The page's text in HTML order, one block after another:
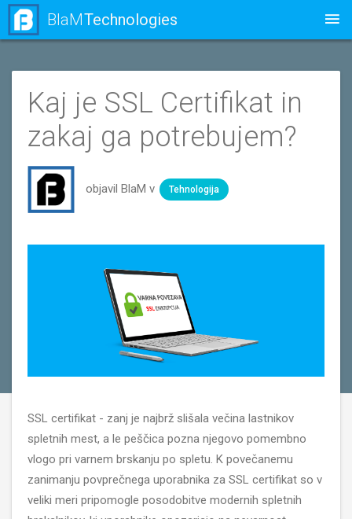
BlaMTechnologies
Kaj je SSL Certifikat in
zakaj ga potrebujem?
objavil BlaM v Tehnologija
SSL certifikat - zanj je najbrž slišala večina lastnikov
spletnih mest, a le peščica pozna njegovo pomembno
vlogo pri varnem brskanju po spletu. K povečanemu
zanimanju povprečnega uporabnika za SSL certifikat so v
veliki meri pripomogle posodobitve modernih spletnih